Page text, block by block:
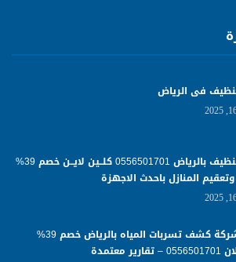
فى الرياض
شركة تنظيف بالرياض 0556501701 كلــين لايــن خصم 39%
المنازل باحدث الاجهزة
افضل شركة كشف تسربات المياه بالرياض خصم 39%
معتمدة